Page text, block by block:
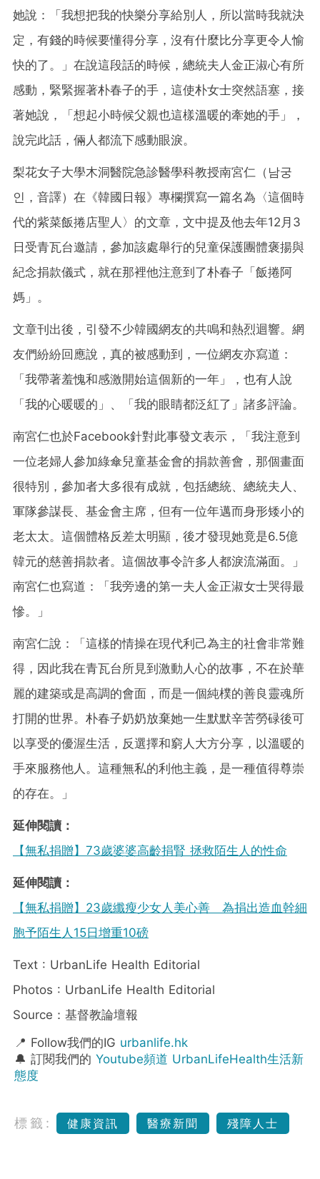
她說：「我想把我的快樂分享給別人，所以當時我就決
定，有錢的時候要懂得分享，沒有什麼比分享更令人愉
快的了。」在說這段話的時候，總統夫人金正淑心有所
感動，緊緊握著朴春子的手，這使朴女士突然語塞，接
著她說，「想起小時候父親也這樣溫暖的牽她的手」，
說完此話，倆人都流下感動眼淚。
梨花女子大學木洞醫院急診醫學科教授南宮仁（남궁
인，音譯）在《韓國日報》專欄撰寫一篇名為〈這個時
代的紫菜飯捲店聖人〉的文章，文中提及他去年12月3
日受青瓦台邀請，參加該處舉行的兒童保護團體褒揚與
紀念捐款儀式，就在那裡他注意到了朴春子「飯捲阿
媽」。
文章刊出後，引發不少韓國網友的共鳴和熱烈迴響。網
友們紛紛回應說，真的被感動到，一位網友亦寫道：
「我帶著羞愧和感激開始這個新的一年」，也有人說
「我的心暖暖的」、「我的眼睛都泛紅了」諸多評論。
南宮仁也於Facebook針對此事發文表示，「我注意到
一位老婦人參加綠傘兒童基金會的捐款善會，那個畫面
很特別，參加者大多很有成就，包括總統、總統夫人、
軍隊參謀長、基金會主席，但有一位年邁而身形矮小的
老太太。這個體格反差太明顯，後才發現她竟是6.5億
韓元的慈善捐款者。這個故事令許多人都淚流滿面。」
南宮仁也寫道：「我旁邊的第一夫人金正淑女士哭得最
慘。」
南宮仁說：「這樣的情操在現代利己為主的社會非常難
得，因此我在青瓦台所見到激動人心的故事，不在於華
麗的建築或是高調的會面，而是一個純樸的善良靈魂所
打開的世界。朴春子奶奶放棄她一生默默辛苦勞碌後可
以享受的優渥生活，反選擇和窮人大方分享，以溫暖的
手來服務他人。這種無私的利他主義，是一種值得尊崇
的存在。」
延伸閱讀：
【無私捐贈】73歲婆婆高齡捐腎 拯救陌生人的性命
延伸閱讀：
【無私捐贈】23歲纖瘦少女人美心善 為捐出造血幹細
胞予陌生人15日增重10磅
Text : UrbanLife Health Editorial
Photos : UrbanLife Health Editorial
Source：基督教論壇報
📍 Follow我們的IG urbanlife.hk
🔔 訂閱我們的 Youtube頻道 UrbanLifeHealth生活新
態度
標籤: 健康資訊 醫療新聞 殘障人士